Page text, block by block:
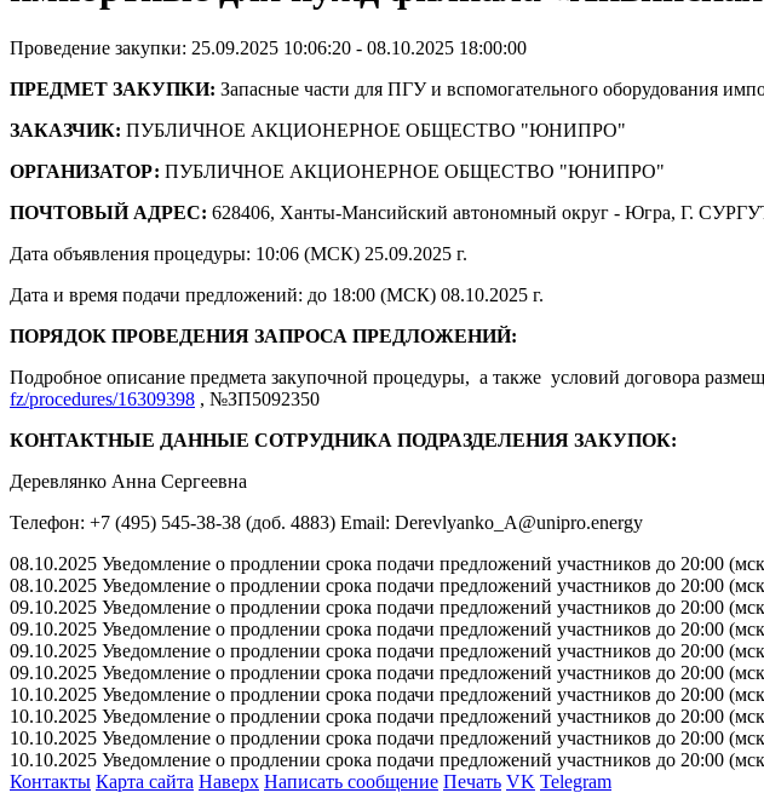
Проведение закупки: 25.09.2025 10:06:20 - 08.10.2025 18:00:00
ПРЕДМЕТ ЗАКУПКИ: Запасные части для ПГУ и вспомогательного оборудования
ЗАКАЗЧИК: ПУБЛИЧНОЕ АКЦИОНЕРНОЕ ОБЩЕСТВО "ЮНИПРО"
ОРГАНИЗАТОР: ПУБЛИЧНОЕ АКЦИОНЕРНОЕ ОБЩЕСТВО "ЮНИПРО"
ПОЧТОВЫЙ АДРЕС: 628406, Ханты-Мансийский автономный округ - Югра, Г.
Дата объявления процедуры: 10:06 (МСК) 25.09.2025 г.
Дата и время подачи предложений: до 18:00 (МСК) 08.10.2025 г.
ПОРЯДОК ПРОВЕДЕНИЯ ЗАПРОСА ПРЕДЛОЖЕНИЙ:
Подробное описание предмета закупочной процедуры, а также условий договора
fz/procedures/16309398 , №ЗП5092350
КОНТАКТНЫЕ ДАННЫЕ СОТРУДНИКА ПОДРАЗДЕЛЕНИЯ ЗАКУПОК:
Деревлянко Анна Сергеевна
Телефон: +7 (495) 545-38-38 (доб. 4883) Email: Derevlyanko_A@unipro.energy
08.10.2025 Уведомление о продлении срока подачи предложений участников до 20:00
08.10.2025 Уведомление о продлении срока подачи предложений участников до 20:00
09.10.2025 Уведомление о продлении срока подачи предложений участников до 20:00
09.10.2025 Уведомление о продлении срока подачи предложений участников до 20:00
09.10.2025 Уведомление о продлении срока подачи предложений участников до 20:00
09.10.2025 Уведомление о продлении срока подачи предложений участников до 20:00
10.10.2025 Уведомление о продлении срока подачи предложений участников до 20:00
10.10.2025 Уведомление о продлении срока подачи предложений участников до 20:00
10.10.2025 Уведомление о продлении срока подачи предложений участников до 20:00
10.10.2025 Уведомление о продлении срока подачи предложений участников до 20:00
Контакты Карта сайта Наверх Написать сообщение Печать VK Telegram